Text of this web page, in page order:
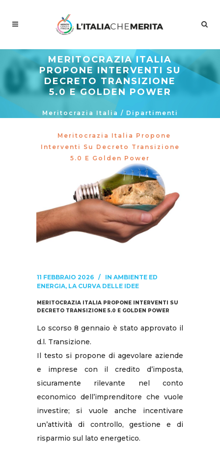
MERITOCRAZIA ITALIA
PROPONE INTERVENTI SU
DECRETO TRANSIZIONE
5.0 E GOLDEN POWER
Meritocrazia Italia / Dipartimenti
Meritocrazia Italia Propone
Interventi Su Decreto Transizione
5.0 E Golden Power
11 FEBBRAIO 2026 IN AMBIENTE ED
ENERGIA, LA CURVA DELLE IDEE
MERITOCRAZIA ITALIA PROPONE INTERVENTI SU
DECRETO TRANSIZIONE 5.0 E GOLDEN POWER
Lo scorso 8 gennaio è stato approvato il
d.l. Transizione.
Il testo si propone di agevolare aziende
e imprese con il credito d’imposta,
sicuramente rilevante nel conto
economico dell’imprenditore che vuole
investire; si vuole anche incentivare
un’attività di controllo, gestione e di
risparmio sul lato energetico.